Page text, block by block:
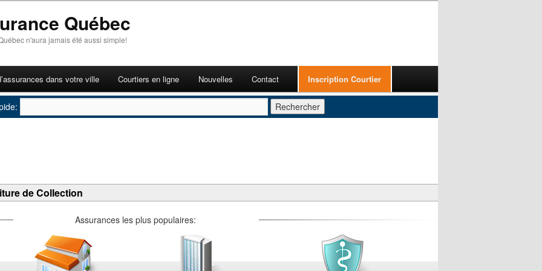
Québec
n'aura jamais été aussi simple!
dans votre ville Courtiers en ligne Nouvelles Contact Inscription Courtier
de Collection
Assurances les plus populaires: